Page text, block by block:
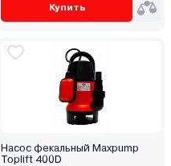
Купить
Насос фекальный Maxpump
Toplift 400D